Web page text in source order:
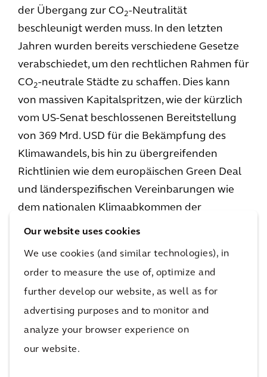
Our website uses cookies
We use cookies (and similar technologies), in
order to measure the use of, optimize and
further develop our website, as well as for
advertising purposes and to monitor and
analyze your browser experience on
our website.
der Übergang zur CO2-Neutralität
beschleunigt werden muss. In den letzten
Jahren wurden bereits verschiedene Gesetze
verabschiedet, um den rechtlichen Rahmen für
CO2-neutrale Städte zu schaffen. Dies kann
von massiven Kapitalspritzen, wie der kürzlich
vom US-Senat beschlossenen Bereitstellung
von 369 Mrd. USD für die Bekämpfung des
Klimawandels, bis hin zu übergreifenden
Richtlinien wie dem europäischen Green Deal
und länderspezifischen Vereinbarungen wie
dem nationalen Klimaabkommen der
Niederlande reichen, das bestimmten Sektoren
Angesichts all dieser positiven Maßnahmen
gibt es Vieles, was die Städte voneinander
lernen können. Der Austausch von Best-
Practice-Lösungen und die Zusammenarbeit
über Grenzen hinweg sind hervorragende